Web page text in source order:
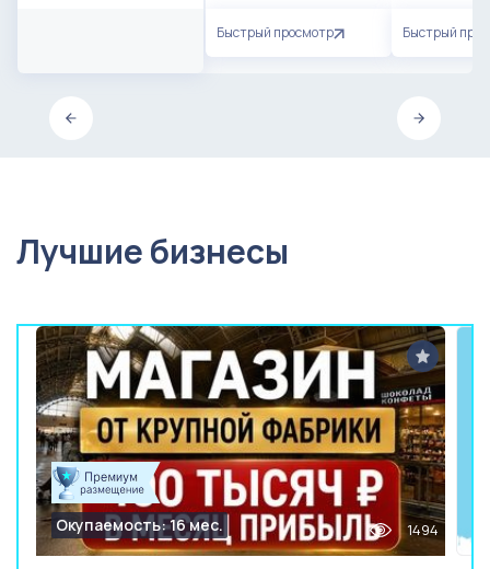
Быстрый просмотр Быстрый
Лучшие бизнесы
Окупаемость: 16 мес. 1494